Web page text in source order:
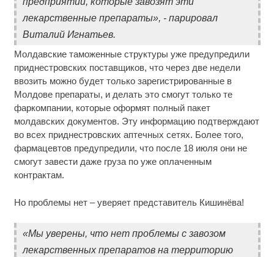
лекарственные препараты», - парировал
Виталий Игнатьев.
Молдавские таможенные структуры уже предупредили
приднестровских поставщиков, что через две недели
ввозить можно будет только зарегистрированные в
Молдове препараты, и делать это смогут только те
фаркомпании, которые оформят полный пакет
молдавских документов. Эту информацию подтверждают
во всех приднестровских аптечных сетях. Более того,
фармацевтов предупредили, что после 18 июля они не
смогут завести даже груза по уже оплаченным
контрактам.
Но проблемы нет – уверяет представитель Кишинёва!
«Мы уверены, что нет проблемы с завозом
лекарственных препаратов на территорию